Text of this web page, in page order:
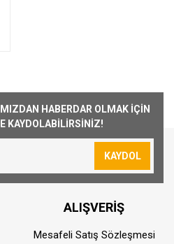
HABERDAR OLMAK İÇİN
KAYDOLABİLİRSİNİZ!
KAYDOL
ALIŞVERİŞ
Mesafeli Satış Sözleşmesi